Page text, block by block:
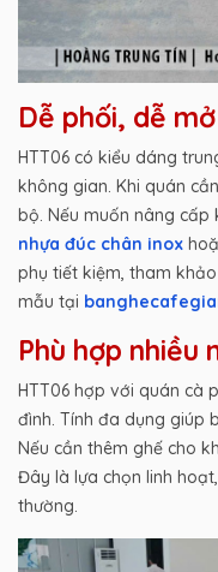
Dễ phối, dễ
HTT06 có kiểu dáng
không gian. Khi quán
bộ. Nếu muốn nâng cấp
nhựa đúc chân inox
phụ tiết kiệm, tham khảo
mẫu tại
Phù hợp nhiều
HTT06 hợp với quán cà
đình. Tính đa dụng giúp
Nếu cần thêm ghế cho
Đây là lựa chọn linh
thường.